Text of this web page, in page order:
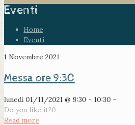
Eventi
Home
Eventi
1 Novembre 2021
Messa ore 9:30
lunedì 01/11/2021 @ 9:30 - 10:30 -
Do you like it?0
Read more